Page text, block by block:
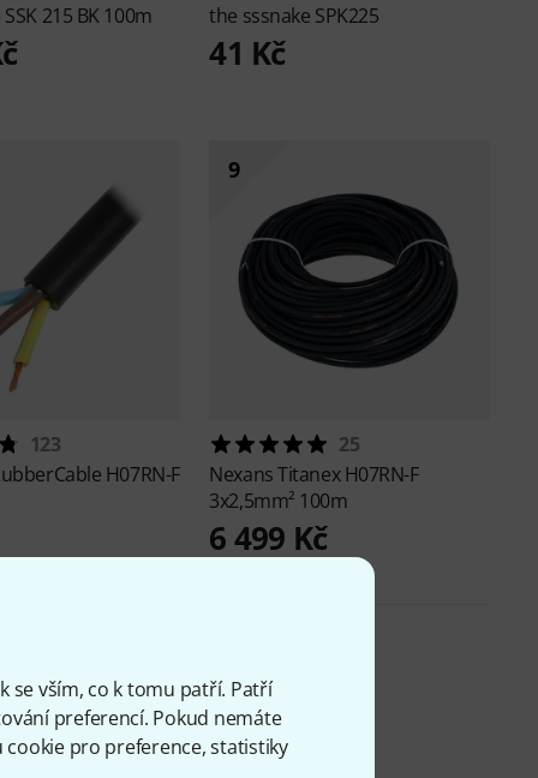
se vším, co k tomu patří. Patří
preferencí. Pokud nemáte
pro preference, statistiky
SSK 215 BK 100m
the sssnake SPK225
41 Kč
123
H07RN-F
9
25
NexansTitanex H07RN-F
3x2,5mm² 100m
6 499 Kč